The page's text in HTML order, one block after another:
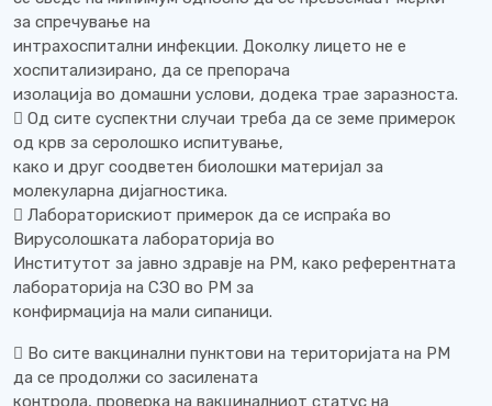
за спречување на
интрахоспитални инфекции. Доколку лицето не е
хоспитализирано, да се препорача
изолација во домашни услови, додека трае заразноста.
 Од сите суспектни случаи треба да се земе примерок
од крв за серолошко испитување,
како и друг соодветен биолошки материјал за
молекуларна дијагностика.
 Лабораторискиот примерок да се испраќа во
Вирусолошката лабораторија во
Институтот за јавно здравје на РМ, како референтната
лабораторија на СЗО во РМ за
конфирмација на мали сипаници.
 Во сите вакцинални пунктови на територијата на РМ
да се продолжи со засилената
контрола, проверка на вакциналниот статус на